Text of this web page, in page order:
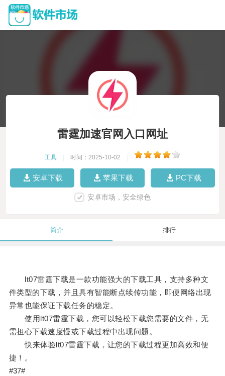
雷霆加速官网入口网址
工具 时间：2025-10-02
安卓下载 苹果下载 PC下载
安卓市场，安全绿色
简介 排行
lt07雷霆下载是一款功能强大的下载工具，支持多种文
件类型的下载，并且具有智能断点续传功能，即便网络出现
异常也能保证下载任务的稳定。
使用lt07雷霆下载，您可以轻松下载您需要的文件，无
需担心下载速度慢或下载过程中出现问题。
快来体验lt07雷霆下载，让您的下载过程更加高效和便
捷！。
#37#